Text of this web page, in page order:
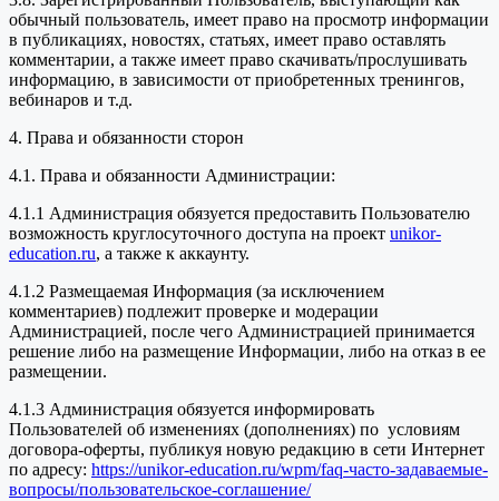
обычный пользователь, имеет право на просмотр информации
в публикациях, новостях, статьях, имеет право оставлять
комментарии, а также имеет право скачивать/прослушивать
информацию, в зависимости от приобретенных тренингов,
вебинаров и т.д.
4. Права и обязанности сторон
4.1. Права и обязанности Администрации:
4.1.1 Администрация обязуется предоставить Пользователю
возможность круглосуточного доступа на проект unikor-
education.ru, а также к аккаунту.
4.1.2 Размещаемая Информация (за исключением
комментариев) подлежит проверке и модерации
Администрацией, после чего Администрацией принимается
решение либо на размещение Информации, либо на отказ в ее
размещении.
4.1.3 Администрация обязуется информировать
Пользователей об изменениях (дополнениях) по условиям
договора-оферты, публикуя новую редакцию в сети Интернет
по адресу: https://unikor-education.ru/wpm/faq-часто-задаваемые-
вопросы/пользовательское-соглашение/